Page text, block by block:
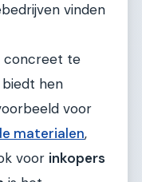
vinden
concreet te
hen
voor
materialen,
voor inkopers